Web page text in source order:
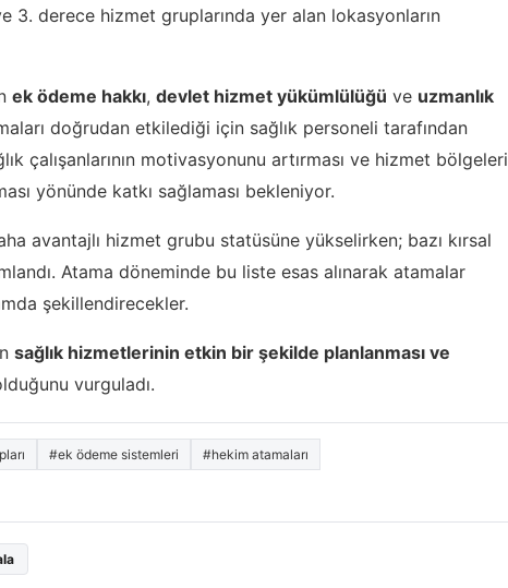
3. derece hizmet gruplarında yer alan lokasyonların
ek ödeme hakkı, devlet hizmet yükümlülüğü ve uzmanlık
doğrudan etkilediği için sağlık personeli tarafından
çalışanlarının motivasyonunu artırması ve hizmet bölgeleri
yönünde katkı sağlaması bekleniyor.
avantajlı hizmet grubu statüsüne yükselirken; bazı kırsal
Atama döneminde bu liste esas alınarak atamalar
şekillendirecekler.
sağlık hizmetlerinin etkin bir şekilde planlanması ve
vurguladı.
#ek ödeme sistemleri
#hekim atamaları